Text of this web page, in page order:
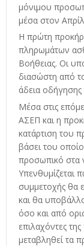
μόνιμου
μέσα στον
Η πρώτη
πληρωμάτων
Βοήθειας. Οι
διασώστη από
άδεια οδήγησης
Μέσα στις
ΑΣΕΠ και η
κατάρτιση του
βάσει του
προσωπικό στα
Υπενθυμίζεται
συμμετοχής θα
και θα
όσο και από
επιλαχόντες
μεταβληθεί τα